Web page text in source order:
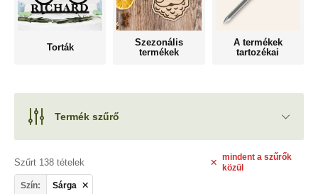
Torták
Szezonális
termékek
A termékek
tartozékai
Termék szűrő
mindenta szűrők
közül
Szűrt 138 tételek
Szín: Sárga